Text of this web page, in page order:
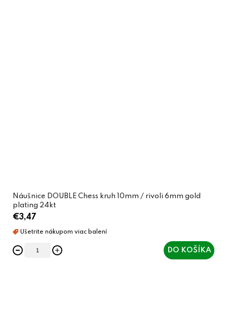
Náušnice DOUBLE Chess kruh 10mm / rivoli 6mm gold
plating 24kt
€3,47
DO KOŠÍKA